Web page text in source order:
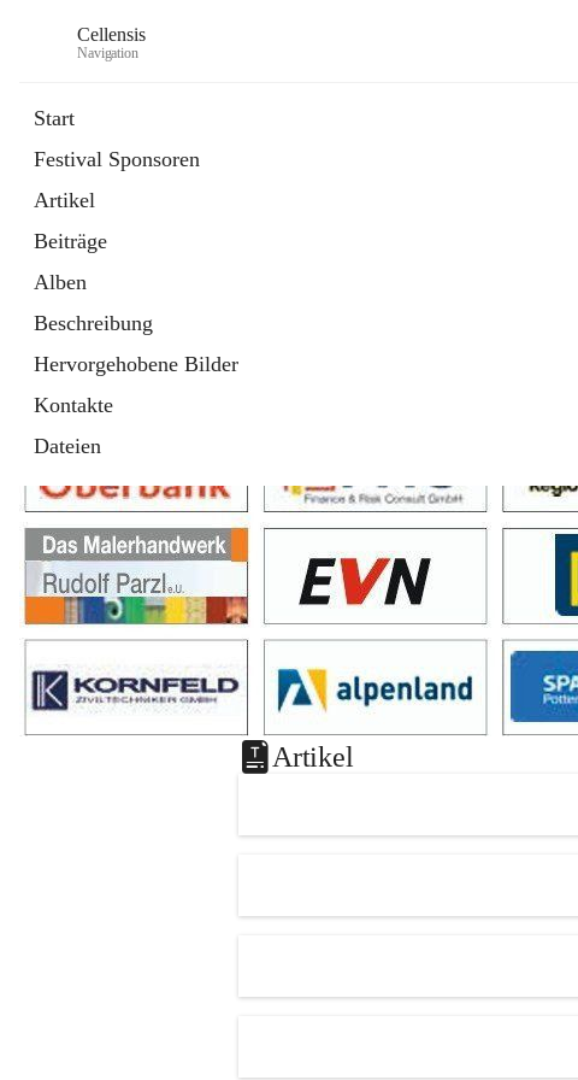
Cellensis
Navigation
Start
Festival Sponsoren
Artikel
Beiträge
Alben
Beschreibung
Hervorgehobene Bilder
Kontakte
Dateien
Festival Sponsoren
Artikel